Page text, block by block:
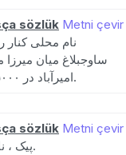
sözlük Metni çevir
(اِخ) نام محلی
ساوجبلاغ میان میرزا
امیرآباد در ۱۵۵۰۰۰ گزی سنندج.
sözlük Metni çevir
[ تُر. ] (اِ.) پیک ، نامه بر.